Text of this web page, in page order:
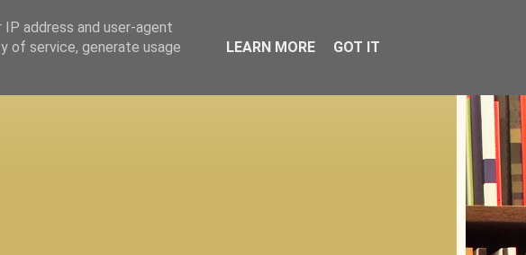
address and user-agent
of service, generate usage
LEARN MORE GOT IT